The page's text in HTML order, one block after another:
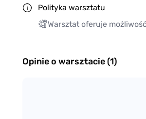
Polityka warsztatu
Warsztat oferuje
Opinie o warsztacie (1)